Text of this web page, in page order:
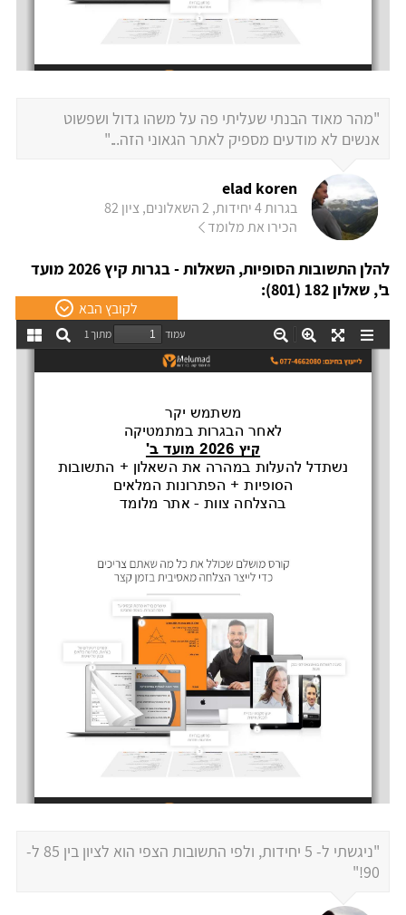
"מהר מאוד הבנתי שעליתי פה על משהו גדול ושפשוט
אנשים לא מודעים מספיק לאתר הגאוני הזה..."
elad koren
בגרות 4 יחידות, 2 השאלונים, ציון 82
הכירו את מלומד
להלן התשובות הסופיות, השאלות - בגרות קיץ 2026 מועד
ב', שאלון 182 (801):
לקובץ הבא
"ניגשתי ל- 5 יחידות, ולפי התשובות הצפי הוא לציון בין 85 ל-
90!"